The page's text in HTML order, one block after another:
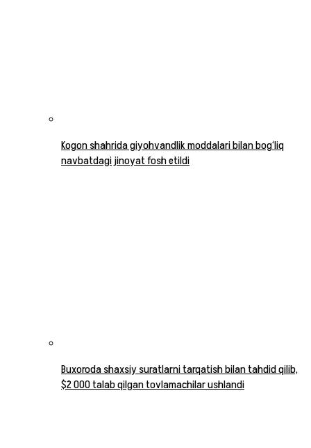
Kogon shahrida giyohvandlik moddalari bilan bog‘liq
navbatdagi jinoyat fosh etildi
Buxoroda shaxsiy suratlarni tarqatish bilan tahdid qilib,
$2 000 talab qilgan tovlamachilar ushlandi